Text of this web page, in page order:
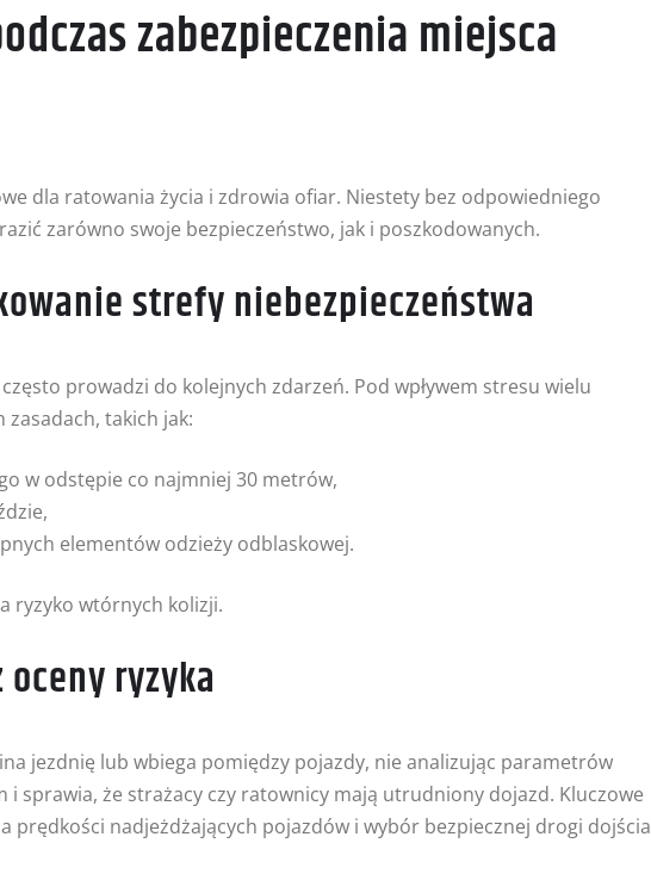
zabezpieczenia miejsca
dla ratowania życia i zdrowia ofiar. Niestety bez odpowiedniego
zarówno swoje bezpieczeństwo, jak i poszkodowanych.
strefy niebezpieczeństwa
prowadzi do kolejnych zdarzeń. Pod wpływem stresu wielu
takich jak:
w odstępie co najmniej 30 metrów,
elementów odzieży odblaskowej.
ryzyko wtórnych kolizji.
ryzyka
jezdnię lub wbiega pomiędzy pojazdy, nie analizując parametrów
sprawia, że strażacy czy ratownicy mają utrudniony dojazd. Kluczowe
prędkości nadjeżdżających pojazdów i wybór bezpiecznej drogi dojścia